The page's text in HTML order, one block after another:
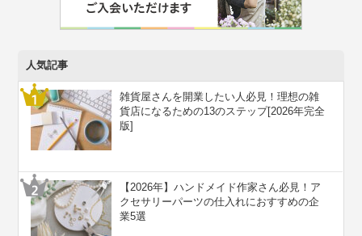
人気記事
雑貨屋さんを開業したい人必見！理想の雑
貨店になるための13のステップ[2026年完全
版]
【2026年】ハンドメイド作家さん必見！ア
クセサリーパーツの仕入れにおすすめの企
業5選